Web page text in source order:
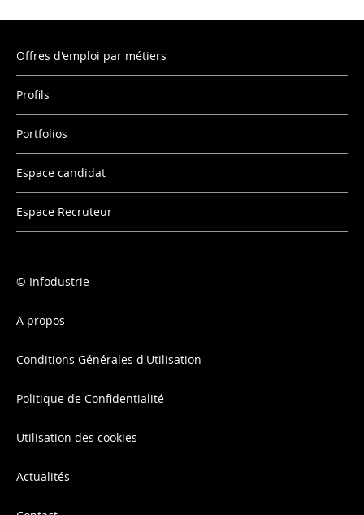
Offres d'emploi par métiers
Profils
Portfolios
Espace candidat
Espace Recruteur
Infodustrie
A propos
Conditions Générales d'Utilisation
Politique de Confidentialité
Utilisation des cookies
Actualités